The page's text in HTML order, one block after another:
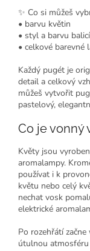
✨ Co si můžeš
• barvu květin
• styl a barvu
• celkové barevné
Každý pugét je
detail a celkový
můžeš vytvořit
pastelový,
Co je vonný
Květy jsou
aromalampy.
používat i k
květu nebo celý
nechat vosk
elektrické
Po rozehřátí
útulnou atmosféru